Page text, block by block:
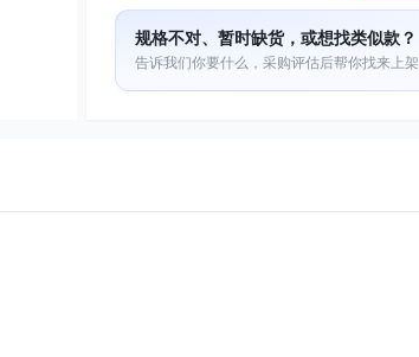
规格不对、暂时缺货，或想找类似款？
告诉我们你要什么，采购评估后帮你找来上架